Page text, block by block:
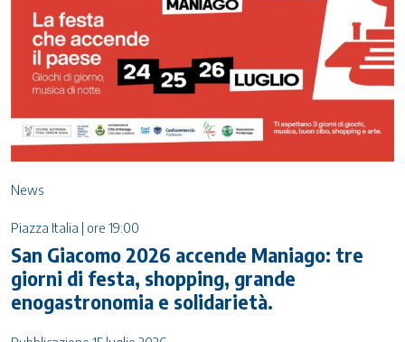
News
Piazza Italia | ore 19:00
San Giacomo 2026 accende Maniago: tre
giorni di festa, shopping, grande
enogastronomia e solidarietà.